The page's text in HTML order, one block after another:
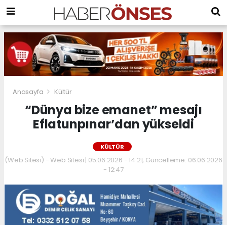
Anasayfa Kültür
“Dünya bize emanet” mesajı
Eflatunpınar’dan yükseldi
KÜLTÜR
(Web Sitesi) - Web Sitesi | 05.06.2026 - 14:21, Güncelleme: 06.06.2026
- 12:47